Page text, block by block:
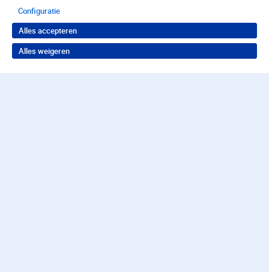
Configuratie
Alles accepteren
Alles weigeren